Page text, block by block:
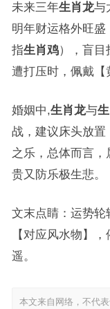
未来三年生肖龙与
明年财运格外旺盛
指生肖鸡），盲目
遭打压时，佩戴【
婚姻中,生肖龙与
战，建议床头放置
之乐，总体而言，
贵又防乐极生悲。
文末点睛：运势轮
【对应风水物】
遥。
本文来自网络，不代